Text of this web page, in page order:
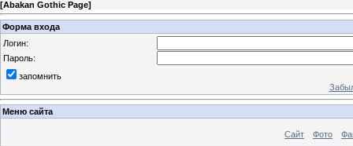
[Abakan Gothic Page]
Форма входа
Логин:
Пароль:
запомнить
Меню сайта
Сайт Фото